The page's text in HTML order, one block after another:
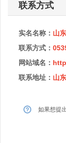
联系方式
实名名称： 山
联系方式：
网站域名：
联系地址： 山
如果想提